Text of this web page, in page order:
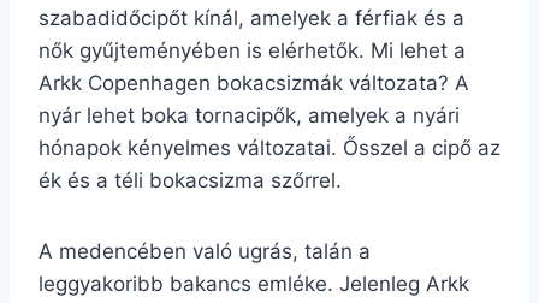
szabadidőcipőt kínál, amelyek a férfiak és a
nők gyűjteményében is elérhetők. Mi lehet a
Arkk Copenhagen bokacsizmák változata? A
nyár lehet boka tornacipők, amelyek a nyári
hónapok kényelmes változatai. Ősszel a cipő az
ék és a téli bokacsizma szőrrel.
A medencében való ugrás, talán a
leggyakoribb bakancs emléke. Jelenleg Arkk